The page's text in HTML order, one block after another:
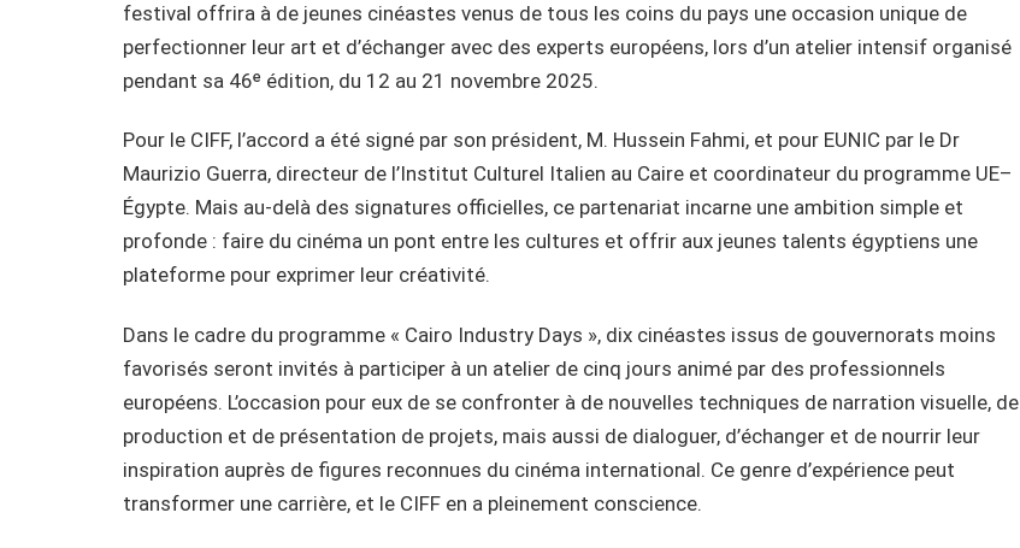
festival offrira à de jeunes cinéastes venus de tous les coins du pays une occasion unique de
perfectionner leur art et d’échanger avec des experts européens, lors d’un atelier intensif organisé
pendant sa 46ᵉ édition, du 12 au 21 novembre 2025.
Pour le CIFF, l’accord a été signé par son président, M. Hussein Fahmi, et pour EUNIC par le Dr
Maurizio Guerra, directeur de l’Institut Culturel Italien au Caire et coordinateur du programme UE–
Égypte. Mais au-delà des signatures officielles, ce partenariat incarne une ambition simple et
profonde : faire du cinéma un pont entre les cultures et offrir aux jeunes talents égyptiens une
plateforme pour exprimer leur créativité.
Dans le cadre du programme « Cairo Industry Days », dix cinéastes issus de gouvernorats moins
favorisés seront invités à participer à un atelier de cinq jours animé par des professionnels
européens. L’occasion pour eux de se confronter à de nouvelles techniques de narration visuelle, de
production et de présentation de projets, mais aussi de dialoguer, d’échanger et de nourrir leur
inspiration auprès de figures reconnues du cinéma international. Ce genre d’expérience peut
transformer une carrière, et le CIFF en a pleinement conscience.